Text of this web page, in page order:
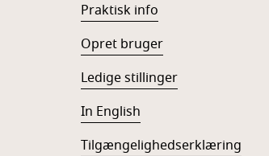
Praktisk info
Opret bruger
Ledige stillinger
In English
Tilgængelighedserklæring